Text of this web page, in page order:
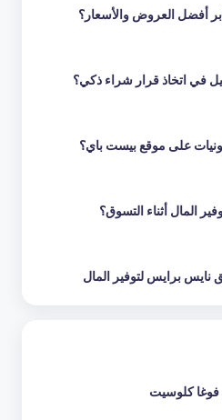
أفضل العروض والأسعار؟
في اتخاذ قرار شراء ذكي؟
على موقع بيست باي؟
المال أثناء التسوق؟
نايس برايس لتوفير المال
كلوسيت